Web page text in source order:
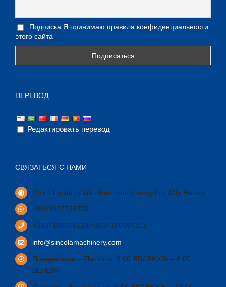
Подписка Я принимаю правила конфиденциальности
этого сайта
ПЕРЕВОД
Редактировать перевод
СВЯЗАТЬСЯ С НАМИ
China Location Wanshan road Zhengzhou City Henan
+8613027728770
+8637186099119/+8637186099151
info@sincolamachinery.com
Понедельник – Пятница: 9:00 ЯВЛЯЮСЬ – 6:00
ВЕЧЕРА